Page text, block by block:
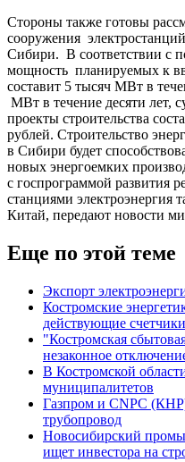
Стороны также готовы
сооружения
Сибири. В соответствии с
мощность планируемых к
составит 5 тысяч МВт в
МВт в течение десяти лет,
проекты строительства
рублей. Строительство
в Сибири будет
новых энергоемких
с госпрограммой развития
станциями электроэнергия
Китай, передают новости
Еще по этой теме
Экспорт
Костромские
действующие счетчики
"Костромская
незаконное
В Костромской
муниципалитетов
Газпром и CNPC
трубопровод
Новосибирский
ищет инвестора на